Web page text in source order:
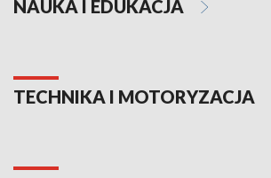
NAUKA I EDUKACJA
TECHNIKA I MOTORYZACJA